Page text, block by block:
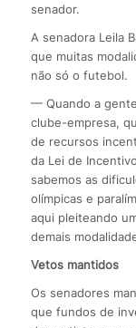
senador.
A senadora Leila
que muitas
não só o futebol.
— Quando a
clube-empresa,
de recursos
da Lei de
sabemos as
olímpicas e
aqui pleiteando
demais
Vetos mantidos
Os senadores
que fundos de